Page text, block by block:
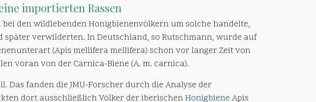
importierten Rassen
bei den wildlebenden Honigbienenvölkern um solche handelte,
verwilderten. In Deutschland, so Rutschmann, wurde auf
(Apis mellifera mellifera) schon vor langer Zeit von
voran von der Carnica-Biene (A. m. carnica).
Das fanden die JMU-Forscher durch die Analyse der
dort ausschließlich Völker der iberischenHonigbiene Apis